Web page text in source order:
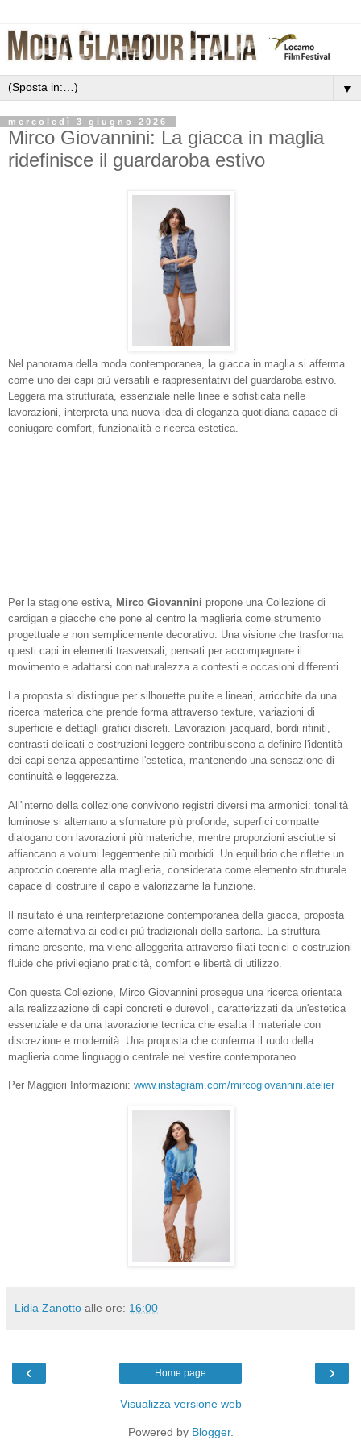
▼
mercoledì 3 giugno 2026
Mirco Giovannini: La giacca in maglia
ridefinisce il guardaroba estivo
Nel panorama della moda contemporanea, la giacca in maglia si afferma
come uno dei capi più versatili e rappresentativi del guardaroba estivo.
Leggera ma strutturata, essenziale nelle linee e sofisticata nelle
lavorazioni, interpreta una nuova idea di eleganza quotidiana capace di
coniugare comfort, funzionalità e ricerca estetica.
Per la stagione estiva, Mirco Giovannini propone una Collezione di
cardigan e giacche che pone al centro la maglieria come strumento
progettuale e non semplicemente decorativo. Una visione che trasforma
questi capi in elementi trasversali, pensati per accompagnare il
movimento e adattarsi con naturalezza a contesti e occasioni differenti.
La proposta si distingue per silhouette pulite e lineari, arricchite da una
ricerca materica che prende forma attraverso texture, variazioni di
superficie e dettagli grafici discreti. Lavorazioni jacquard, bordi rifiniti,
contrasti delicati e costruzioni leggere contribuiscono a definire l'identità
dei capi senza appesantirne l'estetica, mantenendo una sensazione di
continuità e leggerezza.
All'interno della collezione convivono registri diversi ma armonici: tonalità
luminose si alternano a sfumature più profonde, superfici compatte
dialogano con lavorazioni più materiche, mentre proporzioni asciutte si
affiancano a volumi leggermente più morbidi. Un equilibrio che riflette un
approccio coerente alla maglieria, considerata come elemento strutturale
capace di costruire il capo e valorizzarne la funzione.
Il risultato è una reinterpretazione contemporanea della giacca, proposta
come alternativa ai codici più tradizionali della sartoria. La struttura
rimane presente, ma viene alleggerita attraverso filati tecnici e costruzioni
fluide che privilegiano praticità, comfort e libertà di utilizzo.
Con questa Collezione, Mirco Giovannini prosegue una ricerca orientata
alla realizzazione di capi concreti e durevoli, caratterizzati da un'estetica
essenziale e da una lavorazione tecnica che esalta il materiale con
discrezione e modernità. Una proposta che conferma il ruolo della
maglieria come linguaggio centrale nel vestire contemporaneo.
Per Maggiori Informazioni: www.instagram.com/mircogiovannini.atelier
Lidia Zanotto alle ore: 16:00
‹ ›
Home page
Visualizza versione web
Powered by Blogger.